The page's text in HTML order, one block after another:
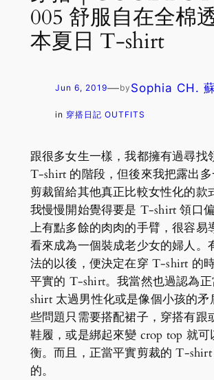
005 舒服自在全棉
本夏日 T-shirt
Jun 6, 2019—by Sophia CH.
in 穿搭日記 OUTFITS
跟很多女生一樣，我都擁有過尋找
T-shirt 的階段，但後來我把露出
剪裁留給其他真正比較女性化的款
我慢慢開始覺得要是 T-shirt 領口
上有點多餘的肉肉的手臂，很容易
看來成為一個裝成老少女的婦人。
法的以後，便決定在穿 T-shirt 的
平實的 T-shirt。我當然也過認為
shirt 太過男性化或是像個小孩的矛
些問題只需要搭配裙子，穿搭有跟
鞋履，或是綁起來變 crop top 就可
衡。而且，正當平實剪裁的 T-
的。